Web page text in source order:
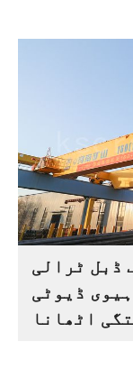
ڈبل ٹرالی
ڈیوٹی
اٹھانا